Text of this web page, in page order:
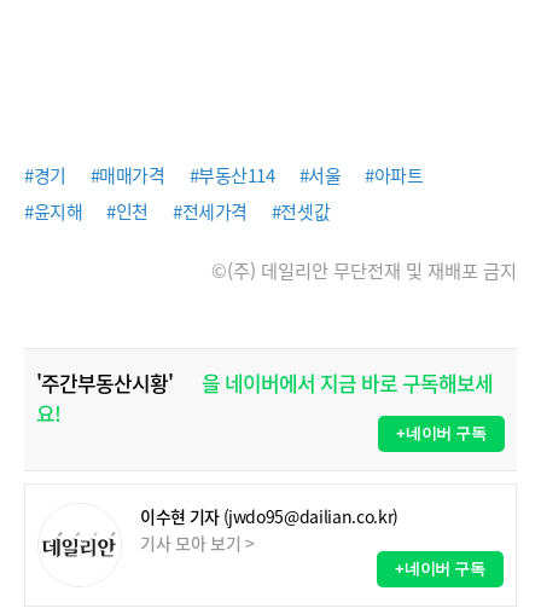
#경기 #매매가격 #부동산114 #서울
#아파트
#윤지해
#인천 #전세가격 #전셋값
©(주) 데일리안 무단전재 및 재배포 금지
'주간부동산시황'
을 네이버에서 지금 바로 구독해보세
요!
+네이버 구독
이수현 기자 (jwdo95@dailian.co.kr)
기사 모아 보기 >
+네이버 구독